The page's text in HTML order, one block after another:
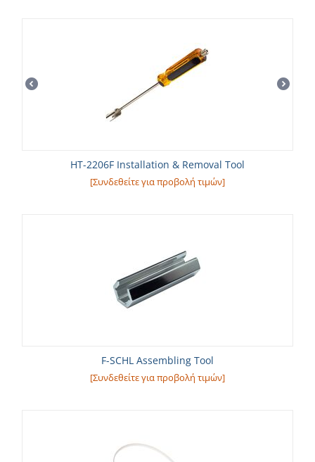
HT-2206F Installation & Removal Tool
[Συνδεθείτε για προβολή τιμών]
F-SCHL Assembling Tool
[Συνδεθείτε για προβολή τιμών]